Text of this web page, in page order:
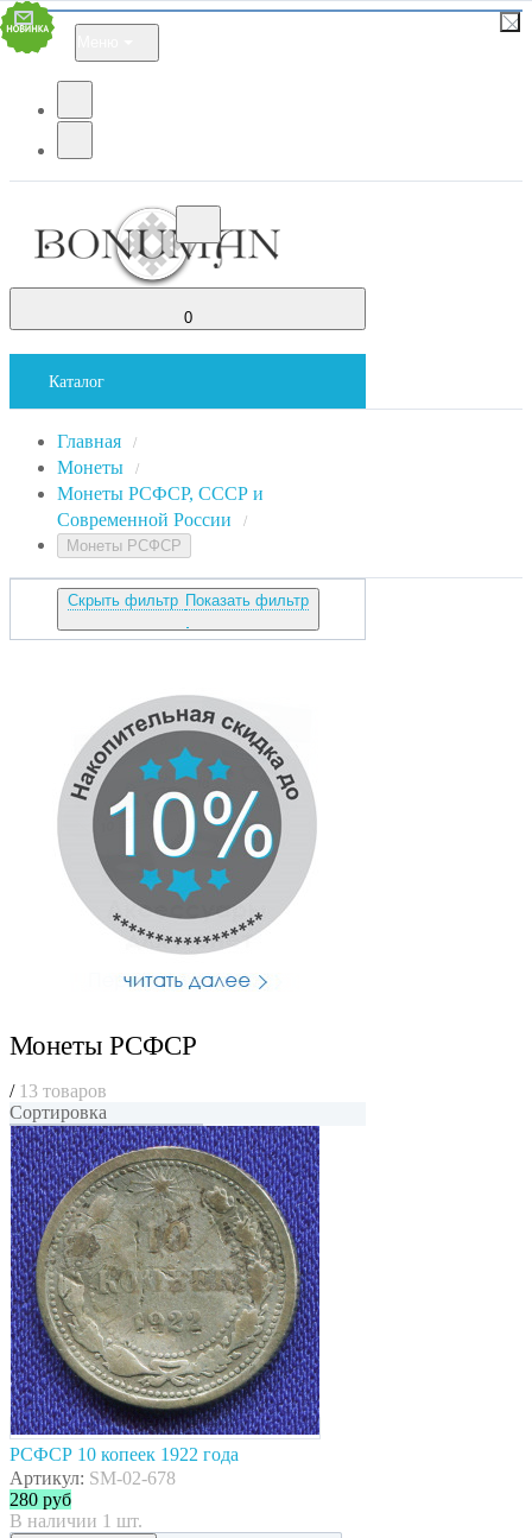
0
Каталог
Главная /
Монеты /
Монеты РСФСР, СССР и
Современной России
/
Монеты РСФСР
Скрыть фильтр Показать фильтр
Монеты РСФСР
/ 13 товаров
Сортировка
РСФСР 10 копеек 1922 года
Артикул: SM-02-678
280 руб
В наличии 1 шт.